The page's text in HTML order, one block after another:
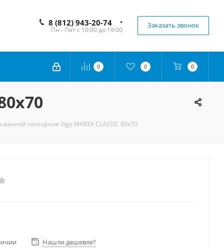
8 (812) 943-20-74
Пн - Пят с 10:00 до 19:00
Заказать звонок
0 0 0
ванной сенсорное Vigo MARTA CLASSIC 80х70
Нашли дешевле?